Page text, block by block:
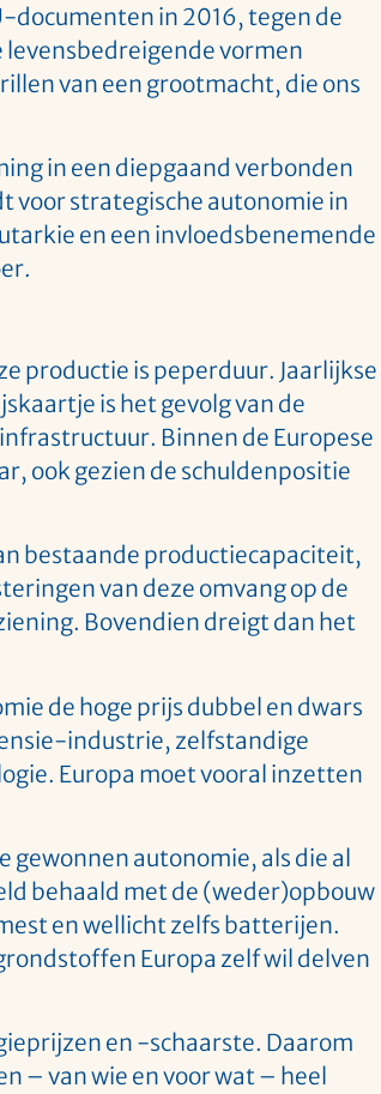
documenten in 2016, tegen de
vormen
van een grootmacht, die ons
in een diepgaand verbonden
voor strategische autonomie in
en een invloedsbenemende
productie is peperduur. Jaarlijkse
is het gevolg van de
Binnen de Europese
ook gezien de schuldenpositie
bestaande productiecapaciteit,
van deze omvang op de
Bovendien dreigt dan het
de hoge prijs dubbel en dwars
industrie, zelfstandige
Europa moet vooral inzetten
gewonnen autonomie, als die al
behaald met de (weder)opbouw
en wellicht zelfs batterijen.
Europa zelf wil delven
en -schaarste. Daarom
– van wie en voor wat – heel